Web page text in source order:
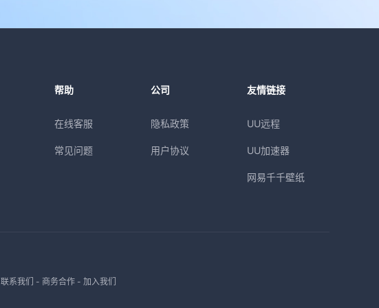
帮助
在线客服
常见问题
公司
隐私政策
用户协议
友情链接
UU远程
UU加速器
网易千千壁纸
联系我们 - 商务合作- 加入我们